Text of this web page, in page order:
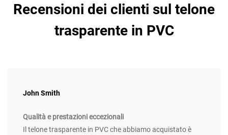
Recensioni dei clienti sul telone
trasparente in PVC
John Smith
Qualità e prestazioni eccezionali
Il telone trasparente in PVC che abbiamo acquistato è